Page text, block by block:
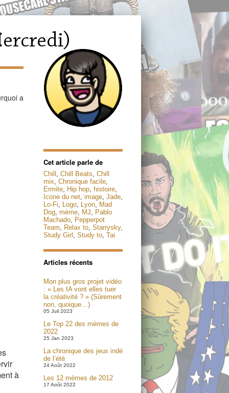
a
à
Cet article parle de
Chill , Chill Beats, Chill
mix, Chronique facile,
Ermite, Hip hop, histoire,
Icone du net, image, Jade,
Lo-Fi, Logo, Lyon, Mad
Dog, mème, MJ, Pablo
Machado, Pepperpot
Team, Relax to, Starrysky,
Study Girl , Study to, Tai
Articles récents
Mon plus gros projet vidéo
: « Les IA vont elles tuer
la créativité ? » (Sûrement
non, quoique…)
05 Juil 2023
Le Top 22 des mèmes de
2022
25 Jan 2023
La chronique des jeux indé
de l’été
24 Août 2022
Les 12 mèmes de 2012
17 Août 2022